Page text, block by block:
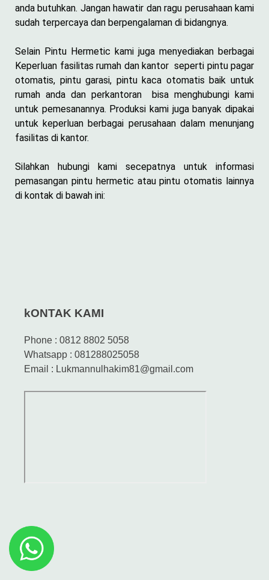
anda butuhkan. Jangan hawatir dan ragu perusahaan kami
sudah terpercaya dan berpengalaman di bidangnya.
Selain Pintu Hermetic kami juga menyediakan berbagai
Keperluan fasilitas rumah dan kantor seperti pintu pagar
otomatis, pintu garasi, pintu kaca otomatis baik untuk
rumah anda dan perkantoran bisa menghubungi kami
untuk pemesanannya. Produksi kami juga banyak dipakai
untuk keperluan berbagai perusahaan dalam menunjang
fasilitas di kantor.
Silahkan hubungi kami secepatnya untuk informasi
pemasangan pintu hermetic atau pintu otomatis lainnya
di kontak di bawah ini:
kONTAK KAMI
Phone : 0812 8802 5058
Whatsapp : 081288025058
Email : Lukmannulhakim81@gmail.com